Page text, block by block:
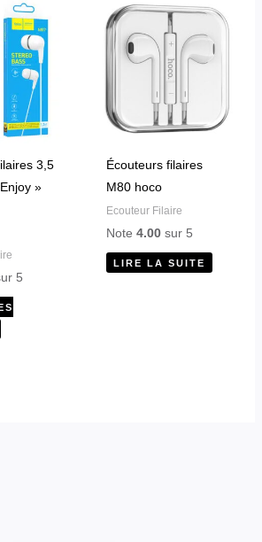
3,5
»
5
produit
a
plusieurs
variations.
Les
options
produit
Écouteurs filaires
M80 hoco
Ecouteur Filaire
Note 4.00sur 5
LIRE LA SUITE